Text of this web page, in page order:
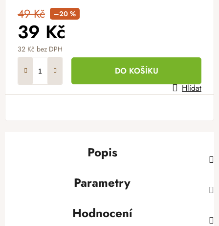
49 Kč –20 %
39 Kč
32 Kč bez DPH
DO KOŠÍKU
Hlídat
Popis
Parametry
Hodnocení